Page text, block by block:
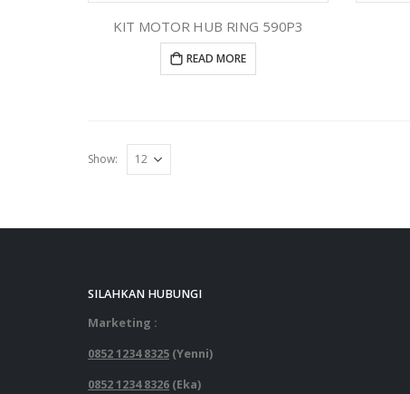
KIT MOTOR HUB RING 590P3
READ MORE
Show:
SILAHKAN HUBUNGI
Marketing :
0852 1234 8325 (Yenni)
0852 1234 8326 (Eka)